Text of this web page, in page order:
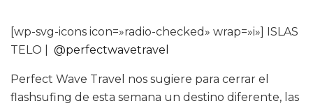
[wp-svg-icons icon=»radio-checked» wrap=»i»] ISLAS
TELO | @perfectwavetravel
Perfect Wave Travel nos sugiere para cerrar el
flashsufing de esta semana un destino diferente, las